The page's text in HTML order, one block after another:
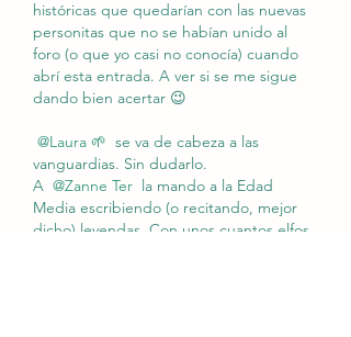
históricas que quedarían con las nuevas
personitas que no se habían unido al
foro (o que yo casi no conocía) cuando
abrí esta entrada. A ver si se me sigue
dando bien acertar 😉
@Laura 🌱 se va de cabeza a las
vanguardias. Sin dudarlo.
A @Zanne Ter la mando a la Edad
Media escribiendo (o recitando, mejor
dicho) leyendas. Con unos cuantos elfos